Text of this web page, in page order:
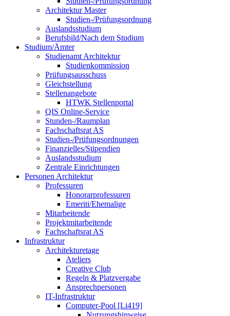
Architektur Master
Studien-/Prüfungsordnung
Auslandsstudium
Berufsbild/Nach dem Studium
Studium/Ämter
Studienamt Architektur
Studienkommission
Prüfungsausschuss
Gleichstellung
Stellenangebote
HTWK Stellenportal
QIS Online-Service
Stunden-/Raumplan
Fachschaftsrat AS
Studien-/Prüfungsordnungen
Finanzielles/Stipendien
Auslandsstudium
Zentrale Einrichtungen
Personen Architektur
Professuren
Honorarprofessuren
Emeriti/Ehemalige
Mitarbeitende
Projektmitarbeitende
Fachschaftsrat AS
Infrastruktur
Architekturetage
Ateliers
Creative Club
Regeln & Platzvergabe
Ansprechpersonen
IT-Infrastruktur
Computer-Pool [Li419]